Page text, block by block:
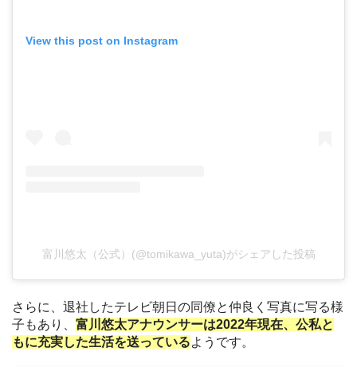
View this post on Instagram
富川悠太（公式）(@tomikawa_yuta)がシェアした投稿
さらに、退社したテレビ朝日の同僚と仲良く写真に写る様
子もあり、 富川悠太アナウンサーは2022年現在、公私と
もに充実した生活を送っているようです。